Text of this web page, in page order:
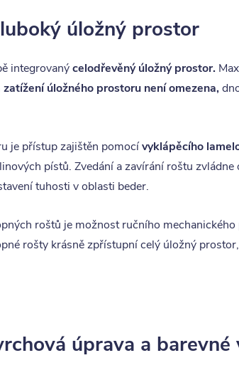
úložný prostor
integrovanýcelodřevěný úložný prostor.
zatížení úložného prostoru není omezena,
je přístup zajištěn pomocívyklápěcího
pístů. Zvedání a zavírání roštu
tuhosti v oblasti beder.
roštů je možnost ručního
rošty krásně zpřístupní celý úložný
úprava a barevné